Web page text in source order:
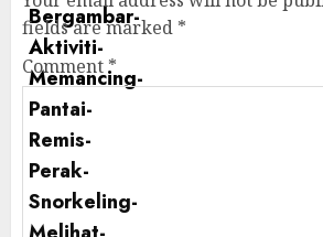
fields are marked *
Comment*